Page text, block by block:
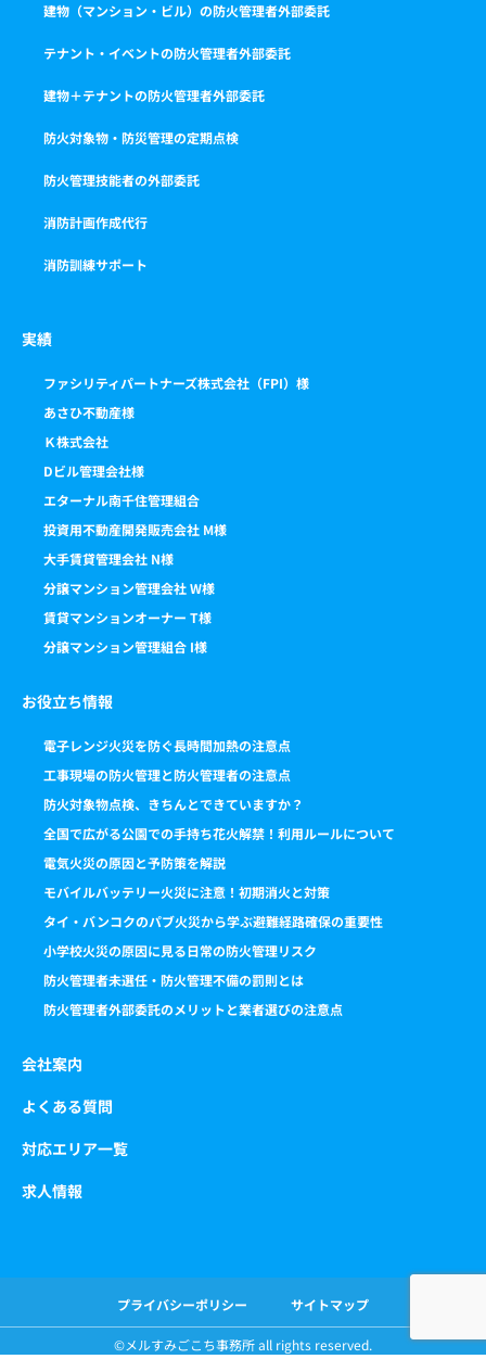
建物（マンション・ビル）の防火管理者外部委託
テナント・イベントの防火管理者外部委託
建物＋テナントの防火管理者外部委託
防火対象物・防災管理の定期点検
防火管理技能者の外部委託
消防計画作成代行
消防訓練サポート
実績
ファシリティパートナーズ株式会社（FPI）様
あさひ不動産様
Ｋ株式会社
Dビル管理会社様
エターナル南千住管理組合
投資用不動産開発販売会社 M様
大手賃貸管理会社 N様
分譲マンション管理会社 W様
賃貸マンションオーナー T様
分譲マンション管理組合 I様
お役立ち情報
電子レンジ火災を防ぐ長時間加熱の注意点
工事現場の防火管理と防火管理者の注意点
防火対象物点検、きちんとできていますか？
全国で広がる公園での手持ち花火解禁！利用ルールについて
電気火災の原因と予防策を解説
モバイルバッテリー火災に注意！初期消火と対策
タイ・バンコクのパブ火災から学ぶ避難経路確保の重要性
小学校火災の原因に見る日常の防火管理リスク
防火管理者未選任・防火管理不備の罰則とは
防火管理者外部委託のメリットと業者選びの注意点
会社案内
よくある質問
対応エリア一覧
求人情報
プライバシーポリシー サイトマップ
©️メルすみごこち事務所 all rights reserved.